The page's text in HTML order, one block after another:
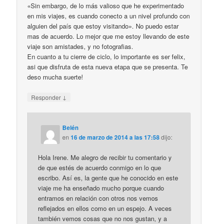
«Sin embargo, de lo más valioso que he experimentado
en mis viajes, es cuando conecto a un nivel profundo con
alguien del país que estoy visitando». No puedo estar
mas de acuerdo. Lo mejor que me estoy llevando de este
viaje son amistades, y no fotografias.
En cuanto a tu cierre de ciclo, lo importante es ser felix,
asi que disfruta de esta nueva etapa que se presenta. Te
deso mucha suerte!
Responder ↓
Belén
en16 de marzo de 2014 a las 17:58dijo:
Hola Irene. Me alegro de recibir tu comentario y
de que estés de acuerdo conmigo en lo que
escribo. Así es, la gente que he conocido en este
viaje me ha enseñado mucho porque cuando
entramos en relación con otros nos vemos
reflejados en ellos como en un espejo. A veces
también vemos cosas que no nos gustan, y a